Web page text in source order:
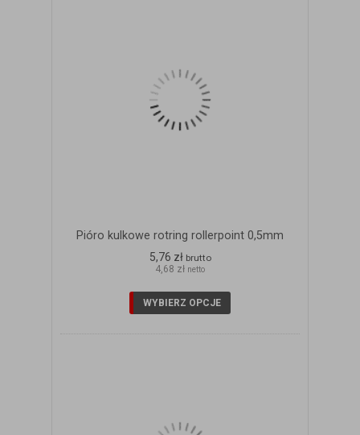
Pióro kulkowe rotring rollerpoint 0,5mm
5,76 zł brutto
4,68 zł netto
WYBIERZ OPCJE